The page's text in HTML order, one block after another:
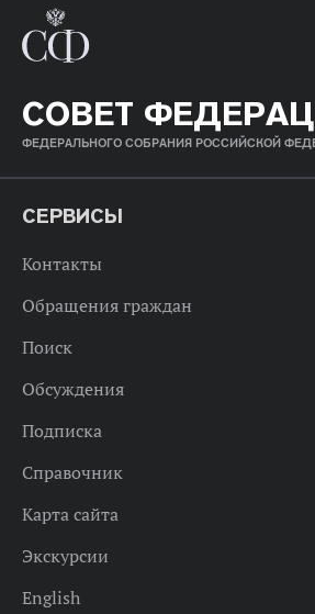
СОВЕТ
ФЕДЕРАЛЬНОГО СОБРАНИЯ РОССИЙСКОЙ
СЕРВИСЫ
Контакты
Обращения граждан
Поиск
Обсуждения
Подписка
Справочник
Карта сайта
Экскурсии
English